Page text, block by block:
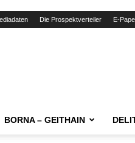
Die Prospektverteiler E-
BORNA – GEITHAIN